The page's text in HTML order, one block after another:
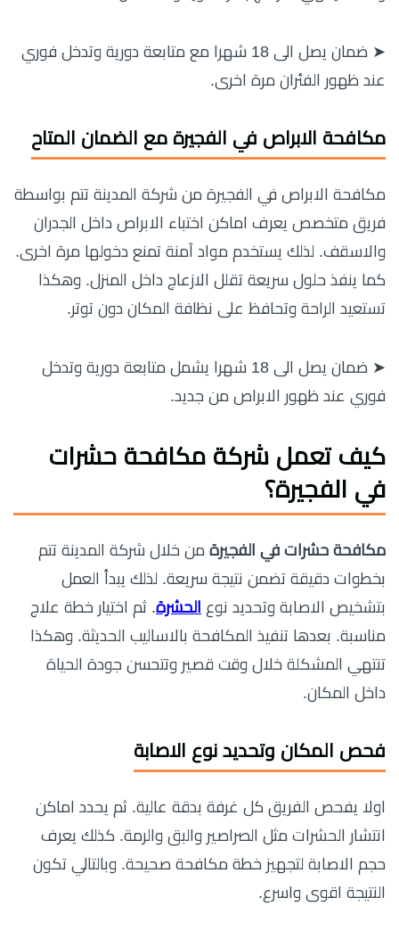
➤ ضمان يصل الى 18 شهرا مع متابعة دورية وتدخل فوري
عند ظهور الفئران مرة اخرى.
مكافحة الابراص في الفجيرة مع الضمان المتاح
مكافحة الابراص في الفجيرة من شركة المدينة تتم بواسطة
فريق متخصص يعرف اماكن اختباء الابراص داخل الجدران
والاسقف. لذلك يستخدم مواد آمنة تمنع دخولها مرة اخرى.
كما ينفذ حلول سريعة تقلل الازعاج داخل المنزل. وهكذا
تستعيد الراحة وتحافظ على نظافة المكان دون توتر.
➤ ضمان يصل الى 18 شهرا يشمل متابعة دورية وتدخل
فوري عند ظهور الابراص من جديد.
كيف تعمل شركة مكافحة حشرات
في الفجيرة؟
مكافحة حشرات في الفجيرة من خلال شركة المدينة تتم
بخطوات دقيقة تضمن نتيجة سريعة. لذلك يبدأ العمل
بتشخيص الاصابة وتحديد نوع الحشرة. ثم اختيار خطة علاج
مناسبة. بعدها تنفيذ المكافحة بالاساليب الحديثة. وهكذا
تنتهي المشكلة خلال وقت قصير وتتحسن جودة الحياة
داخل المكان.
فحص المكان وتحديد نوع الاصابة
اولا يفحص الفريق كل غرفة بدقة عالية. ثم يحدد اماكن
انتشار الحشرات مثل الصراصير والبق والرمة. كذلك يعرف
حجم الاصابة لتجهيز خطة مكافحة صحيحة. وبالتالي تكون
النتيجة اقوى واسرع.